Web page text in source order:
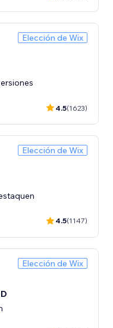
Elección de Wix
4.5(1623)
Elección de Wix
4.5(1147)
Elección de Wix